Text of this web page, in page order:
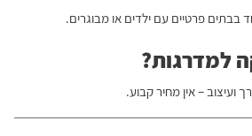
בבתים פרטיים עם ילדים או מבוגרים.
למדרגות?
ועיצוב – אין מחיר קבוע.